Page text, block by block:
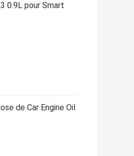
0.9L pour Smart
de Car Engine Oil